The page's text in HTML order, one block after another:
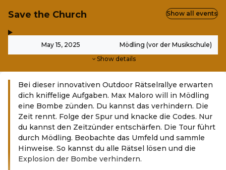
Save the Church
May 15, 2025 Mödling (vor der Musikschule)
Show details
Show all events
Bei dieser innovativen Outdoor Rätselrallye erwarten
dich kniffelige Aufgaben. Max Maloro will in Mödling
eine Bombe zünden. Du kannst das verhindern. Die
Zeit rennt. Folge der Spur und knacke die Codes. Nur
du kannst den Zeitzünder entschärfen. Die Tour führt
durch Mödling. Beobachte das Umfeld und sammle
Hinweise. So kannst du alle Rätsel lösen und die
Explosion der Bombe verhindern.